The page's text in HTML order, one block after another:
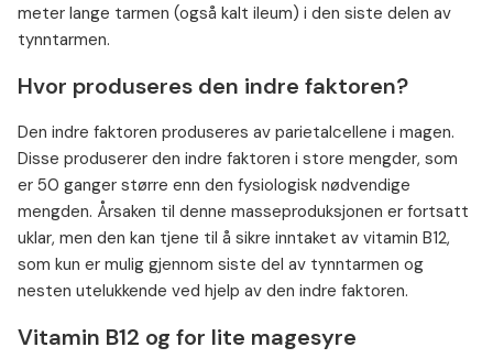
meter lange tarmen (også kalt ileum) i den siste delen av
tynntarmen.
Hvor produseres den indre faktoren?
Den indre faktoren produseres av parietalcellene i magen.
Disse produserer den indre faktoren i store mengder, som
er 50 ganger større enn den fysiologisk nødvendige
mengden. Årsaken til denne masseproduksjonen er fortsatt
uklar, men den kan tjene til å sikre inntaket av vitamin B12,
som kun er mulig gjennom siste del av tynntarmen og
nesten utelukkende ved hjelp av den indre faktoren.
Vitamin B12 og for lite magesyre